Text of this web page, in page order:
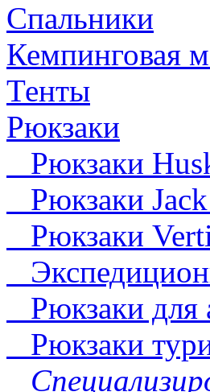
Спальники
Кемпинговая
Тенты
Рюкзаки
Рюкзаки
Рюкзаки
Рюкзаки
Рюкзаки для
Рюкзаки